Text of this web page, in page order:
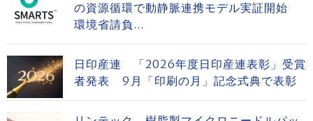
の資源循環で動静脈連携モデル実証開始
環境省請負...
日印産連 「2026年度日印産連表彰」受賞
者発表 9月「印刷の月」記念式典で表彰